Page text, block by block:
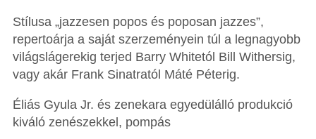
Stílusa „jazzesen popos és poposan jazzes”,
repertoárja a saját szerzeményein túl a legnagyobb
világslágerekig terjed Barry Whitetól Bill Withersig,
vagy akár Frank Sinatratól Máté Péterig.
Éliás Gyula Jr. és zenekara egyedülálló produkció
kiváló zenészekkel, pompás